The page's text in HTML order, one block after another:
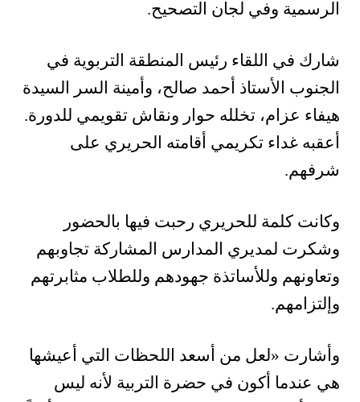
الرسمية وفي لجان التصحيح.
شارك في اللقاء رئيس المنطقة التربوية في
الجنوب الأستاذ أحمد صالح، وأمينة السر السيدة
هيفاء عزام، تخلله حوار ونقاش تقويمي للدورة.
أعقبه غداء تكريمي أقامته الحريري على
شرفهم.
وكانت كلمة للحريري رحبت فيها بالحضور
وشكرت لمديري المدارس المشاركة تجاوبهم
وتعاونهم وللأساتذة جهودهم وللطلاب مثابرتهم
وإلتزامهم.
وأشارت «لعل من أسعد اللحظات التي أعيشها
هي عندما أكون في حضرة التربية لأنه ليس